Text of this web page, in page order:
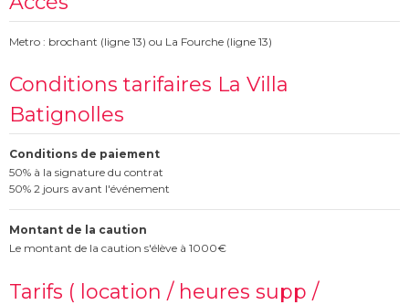
Metro : brochant (ligne 13) ou La Fourche (ligne 13)
Conditions tarifaires La Villa
Batignolles
Conditions de paiement
50% à la signature du contrat
50% 2 jours avant l'événement
Montant de la caution
Le montant de la caution s'élève à 1000€
Tarifs ( location / heures supp /